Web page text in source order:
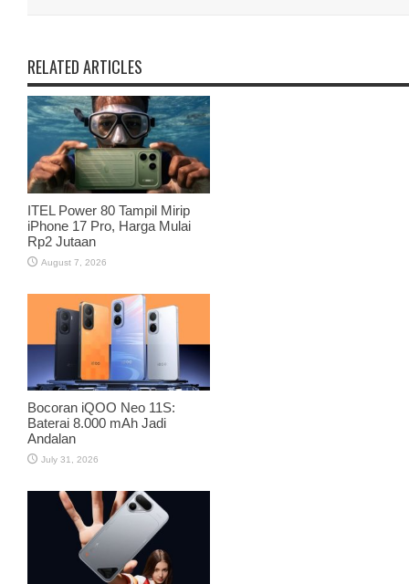
RELATED ARTICLES
ITEL Power 80 Tampil Mirip
iPhone 17 Pro, Harga Mulai
Rp2 Jutaan
August 7, 2026
Bocoran iQOO Neo 11S:
Baterai 8.000 mAh Jadi
Andalan
July 31, 2026